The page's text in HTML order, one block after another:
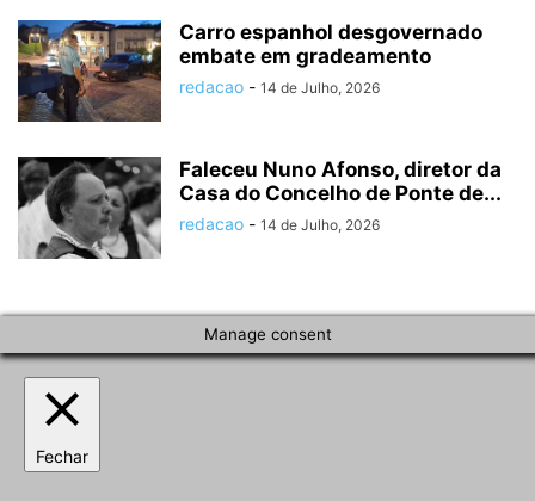
Carro espanhol desgovernado
embate em gradeamento
redacao - 14 de Julho, 2026
Faleceu Nuno Afonso, diretor da
Casa do Concelho de Ponte de...
redacao - 14 de Julho, 2026
Manage consent
Fechar